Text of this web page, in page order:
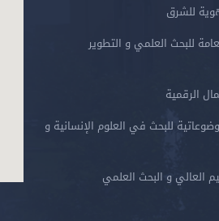
للشرق
للبحث العلمي و التطوير
الرقمية
للبحث في العلوم الإنسانية و
العالي و البحث العلمي